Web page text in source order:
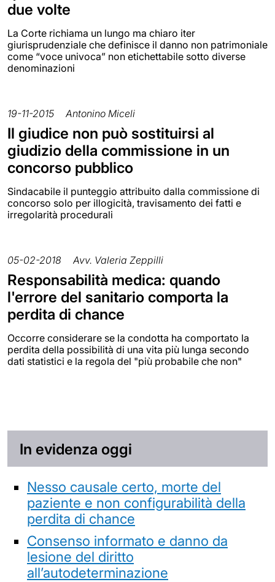
due volte
La Corte richiama un lungo ma chiaro iter
giurisprudenziale che definisce il danno non patrimoniale
come “voce univoca” non etichettabile sotto diverse
denominazioni
19-11-2015 Antonino Miceli
Il giudice non può sostituirsi al
giudizio della commissione in un
concorso pubblico
Sindacabile il punteggio attribuito dalla commissione di
concorso solo per illogicità, travisamento dei fatti e
irregolarità procedurali
05-02-2018 Avv. Valeria Zeppilli
Responsabilità medica: quando
l'errore del sanitario comporta la
perdita di chance
Occorre considerare se la condotta ha comportato la
perdita della possibilità di una vita più lunga secondo
dati statistici e la regola del "più probabile che non"
In evidenza oggi
Nesso causale certo, morte del
paziente e non configurabilità della
perdita di chance
Consenso informato e danno da
lesione del diritto
all’autodeterminazione